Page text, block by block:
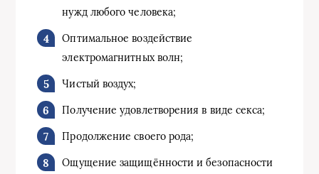
нужд любого человека;
Оптимальное воздействие
электромагнитных волн;
Чистый воздух;
Получение удовлетворения в виде секса;
Продолжение своего рода;
Ощущение защищённости и безопасности